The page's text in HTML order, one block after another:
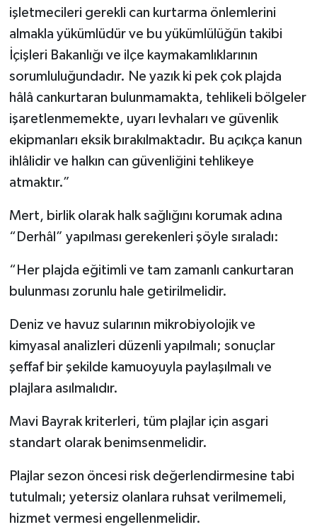
işletmecileri gerekli can kurtarma önlemlerini
almakla yükümlüdür ve bu yükümlülüğün takibi
İçişleri Bakanlığı ve ilçe kaymakamlıklarının
sorumluluğundadır. Ne yazık ki pek çok plajda
hâlâ cankurtaran bulunmamakta, tehlikeli bölgeler
işaretlenmemekte, uyarı levhaları ve güvenlik
ekipmanları eksik bırakılmaktadır. Bu açıkça kanun
ihlâlidir ve halkın can güvenliğini tehlikeye
atmaktır.”
Mert, birlik olarak halk sağlığını korumak adına
“Derhâl” yapılması gerekenleri şöyle sıraladı:
“Her plajda eğitimli ve tam zamanlı cankurtaran
bulunması zorunlu hale getirilmelidir.
Deniz ve havuz sularının mikrobiyolojik ve
kimyasal analizleri düzenli yapılmalı; sonuçlar
şeffaf bir şekilde kamuoyuyla paylaşılmalı ve
plajlara asılmalıdır.
Mavi Bayrak kriterleri, tüm plajlar için asgari
standart olarak benimsenmelidir.
Plajlar sezon öncesi risk değerlendirmesine tabi
tutulmalı; yetersiz olanlara ruhsat verilmemeli,
hizmet vermesi engellenmelidir.